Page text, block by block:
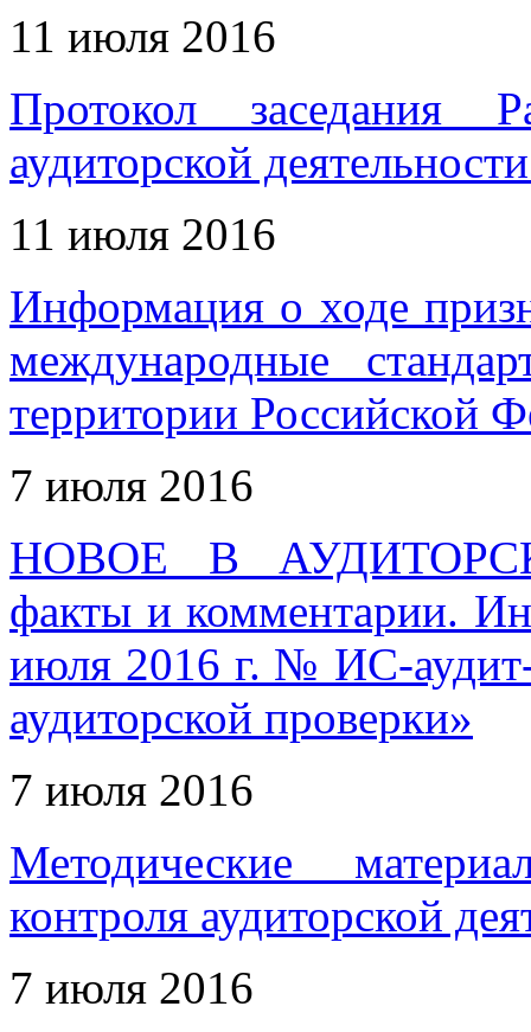
11 июля 2016
Протокол заседания
аудиторской
11 июля 2016
Информация о ходе
международные
территории Российской
7 июля 2016
НОВОЕ В
факты и комментарии.
июля 2016 г. № ИС-
аудиторской проверки»
7 июля 2016
Методические
контроля аудиторской
7 июля 2016